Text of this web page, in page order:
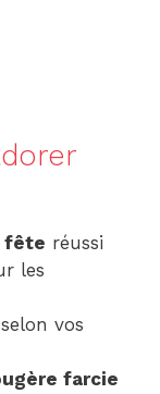
fête réussi
les
vos
farcie